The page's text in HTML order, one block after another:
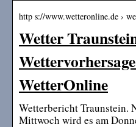
http s://www.wetteronline.de ›
Wetter
WetterOnline
Wetterbericht Traunstein.
Mittwoch wird es am